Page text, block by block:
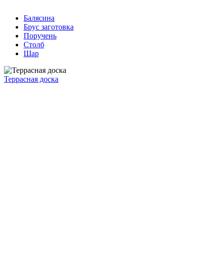
Балясина
Брус заготовка
Поручень
Столб
Шар
Террасная доска